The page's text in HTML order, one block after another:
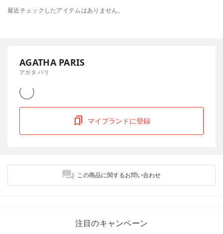
最近チェックしたアイテムはありません。
AGATHA PARIS
アガタ パリ
マイブランドに登録
この商品に関するお問い合わせ
注目のキャンペーン